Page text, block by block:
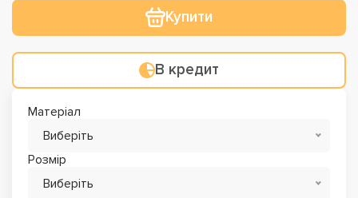
Купити
В кредит
Матеріал
Виберіть
Розмір
Виберіть